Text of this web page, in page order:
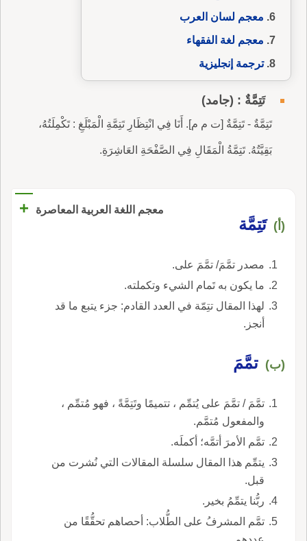
معجم لسان العرب
معجم لغة الفقهاء
ترجمة إنجليزية
تَتِمَّةٌ : (جامد)
تَتِمَّةٌ - تَتِمَّةٌ [ت م م]. أَنَا فِي انْتِظَارِ تَتِمَّةِ الْمَبْلَغِ : تَكْمِلَتُهُ،
بَقِيَّتُهُ. تَتِمَّةُ الْمَقَالِ فِي الصَّفْحَةِ العَاشِرَةِ.
معجم اللغة العربية المعاصرة +
(أ) تَتِمَّة
مصدر تمَّمَ/ تمَّمَ على.
ما يكون به تَمام الشيء وتكملته.
لهذا المقال تتِمّة في العدد القادم: جزء يتبع ما قد
أنجز.
(ب) تمَّمَ
تمَّمَ / تمَّمَ على يُتمِّم ، تتميمًا وتَتِمَّةً ، فهو مُتمِّم ،
والمفعول مُتمَّم.
تمَّم الأمرَ أتمَّه؛ أكملَه.
يتمِّم هذا المقال سلسلة المقالات التي نُشرت من
قبل.
ربُّنا يتمِّمُ بخير.
تمَّم المشرفُ على الطُّلاب: أحصاهم تحقُّقًا من